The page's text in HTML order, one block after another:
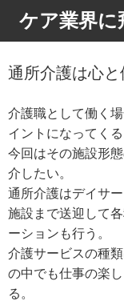
ケア業界に
通所介護は心
介護職として働く
イントになってくる
今回はその施設形
介したい。
通所介護はデイサ
施設まで送迎して
ーションも行う。
介護サービスの種
の中でも仕事の楽
る。